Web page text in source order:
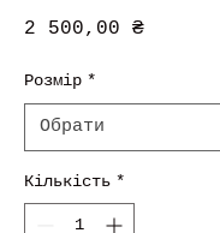
2 500,00 ₴Ціна
Розмір *
Кількість *